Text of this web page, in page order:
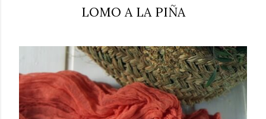
LOMO A LA PIÑA